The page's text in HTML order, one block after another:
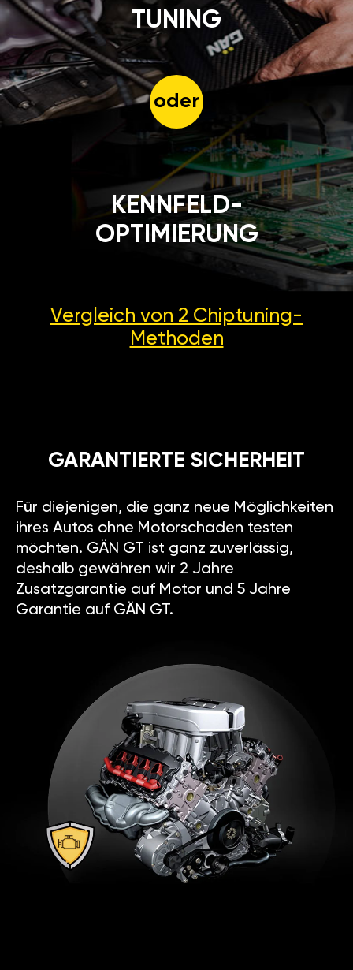
TUNING
oder
KENNFELD-
OPTIMIERUNG
Vergleich von 2 Chiptuning-
Methoden
GARANTIERTE SICHERHEIT
Für diejenigen, die ganz neue Möglichkeiten
ihres Autos ohne Motorschaden testen
möchten. GÄN GT ist ganz zuverlässig,
deshalb gewähren wir 2 Jahre
Zusatzgarantie auf Motor und 5 Jahre
Garantie auf GÄN GT.